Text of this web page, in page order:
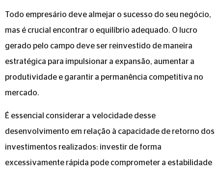
Todo empresário deve almejar o sucesso do seu negócio,
mas é crucial encontrar o equilíbrio adequado. O lucro
gerado pelo campo deve ser reinvestido de maneira
estratégica para impulsionar a expansão, aumentar a
produtividade e garantir a permanência competitiva no
mercado.
É essencial considerar a velocidade desse
desenvolvimento em relação à capacidade de retorno dos
investimentos realizados: investir de forma
excessivamente rápida pode comprometer a estabilidade